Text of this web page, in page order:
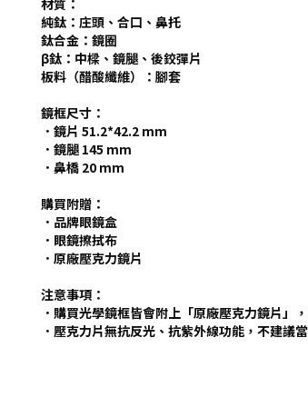
純鈦：庄頭、合口、鼻托
鈦合金：鏡圈
β鈦：中樑、鏡腿、後鉸彈片
板料（醋酸纖維）：腳套
鏡框尺寸：
．鏡片 51.2*42.2 mm
．鏡腿 145 mm
．鼻橋 20 mm
購買附贈：
．品牌眼鏡盒
．眼鏡擦拭布
．原廠壓克力鏡片
注意事項：
．購買光學鏡框皆會附上「原廠壓克力鏡片」
．壓克力片無抗反光、抗紫外線功能，不建